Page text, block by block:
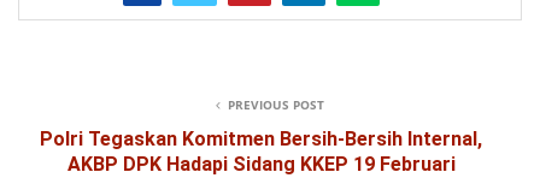
PREVIOUS POST
Polri Tegaskan Komitmen Bersih-Bersih Internal,
AKBP DPK Hadapi Sidang KKEP 19 Februari